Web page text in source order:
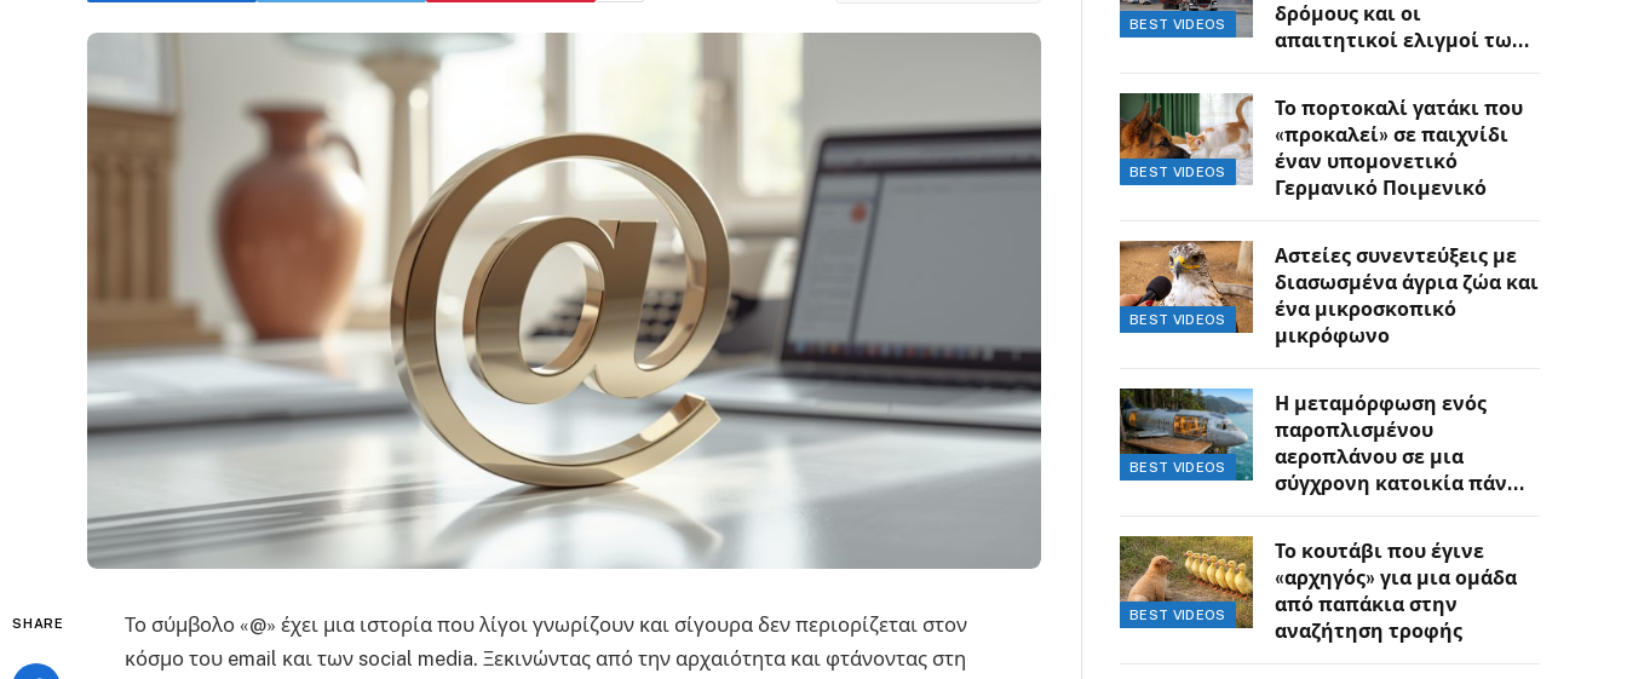
SHARE
Το σύμβολο «@» έχει μια ιστορία που λίγοι γνωρίζουν και σίγουρα δεν περιορίζεται στον
κόσμο του email και των social media. Ξεκινώντας από την αρχαιότητα και φτάνοντας στη
BEST VIDEOS
δρόμους και οι
απαιτητικοί ελιγμοί των
BEST VIDEOS
Το πορτοκαλί γατάκι που
«προκαλεί» σε παιχνίδι
έναν υπομονετικό
Γερμανικό Ποιμενικό
BEST VIDEOS
Αστείες συνεντεύξεις με
διασωσμένα άγρια ζώα και
ένα μικροσκοπικό
μικρόφωνο
BEST VIDEOS
Η μεταμόρφωση ενός
παροπλισμένου
αεροπλάνου σε μια
σύγχρονη κατοικία πάνω
BEST VIDEOS
Το κουτάβι που έγινε
«αρχηγός» για μια ομάδα
από παπάκια στην
αναζήτηση τροφής